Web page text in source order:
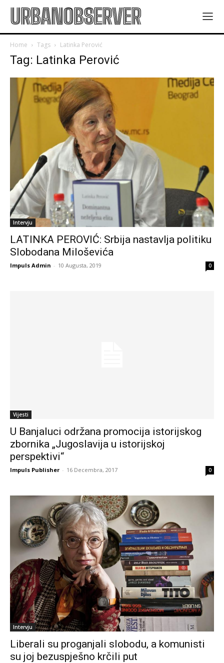
URBANOBSERVER
Home Tags Latinka Perović
Tag: Latinka Perović
Intervju
LATINKA PEROVIĆ: Srbija nastavlja politiku
Slobodana Miloševića
Impuls Admin - 10 Augusta, 2019 0
Vijesti
U Banjaluci održana promocija istorijskog
zbornika „Jugoslavija u istorijskoj
perspektivi“
Impuls Publisher - 16 Decembra, 2017 0
Intervju
Liberali su proganjali slobodu, a komunisti
su joj bezuspješno krčili put